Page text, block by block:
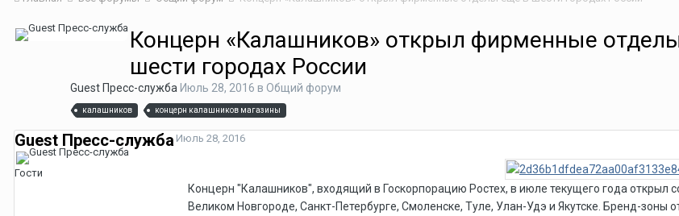
Концерн «Калашников» открыл фирменные
шести городах России
Guest Пресс-служба Июль 28, 2016 в Общий форум
калашников концерн калашников магазины
Guest Пресс-служба
Гости
Июль 28, 2016
Концерн "Калашников", входящий в Госкорпорацию Ростех, в июле текущего года
Великом Новгороде, Санкт-Петербурге, Смоленске, Туле, Улан-Удэ и Якутске. Бренд-